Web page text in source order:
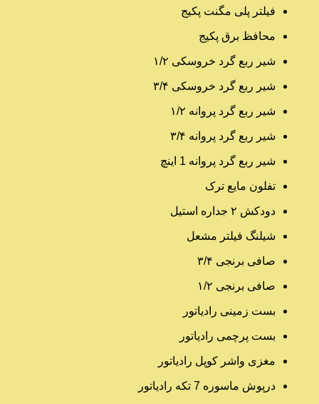
فیلتر پلی مگنت پکیج
محافظ برق پکیج
شیر ربع گرد خروسکی ۱/۲
شیر ربع گرد خروسکی ۳/۴
شیر ربع گرد پروانه ۱/۲
شیر ربع گرد پروانه ۳/۴
شیر ربع گرد پروانه 1 اینچ
تفلون مایع ترک
دودکش ۲ جداره استیل
شیلنگ فیلتر مشعل
صافی برنجی ۳/۴
صافی برنجی ۱/۲
بست زمینی رادیاتور
بست پرچمی رادیاتور
مغزی واشر کوپل رادیاتور
درپوش ماسوره 7 تکه رادیاتور